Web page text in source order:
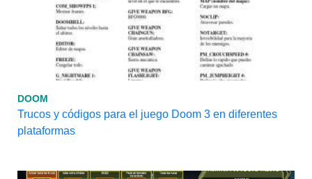
DOOM
Trucos y códigos para el juego Doom 3 en diferentes
plataformas